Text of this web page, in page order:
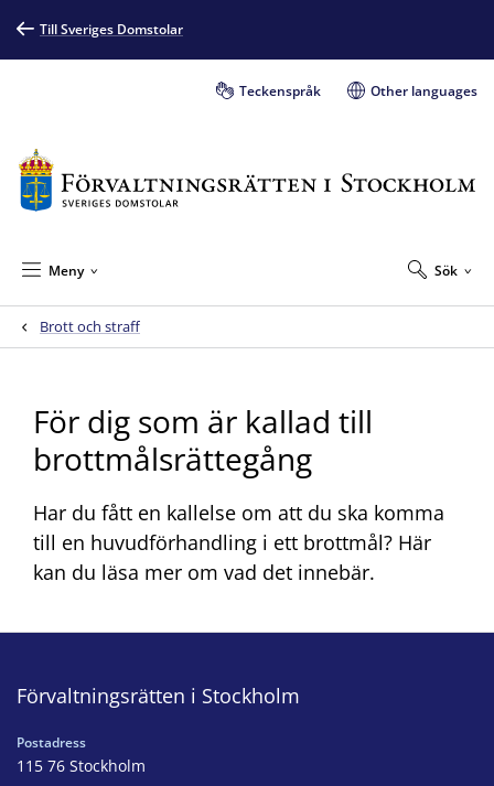
Till Sveriges Domstolar
Teckenspråk Other languages
Sök
Meny
Brott och straff
För dig som är kallad till
brottmålsrättegång
Har du fått en kallelse om att du ska komma
till en huvudförhandling i ett brottmål? Här
kan du läsa mer om vad det innebär.
Förvaltningsrätten i Stockholm
Postadress
115 76 Stockholm